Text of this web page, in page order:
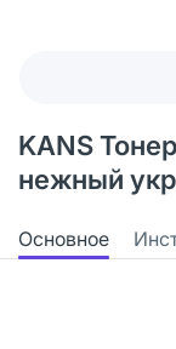
KANS
нежный
Основное